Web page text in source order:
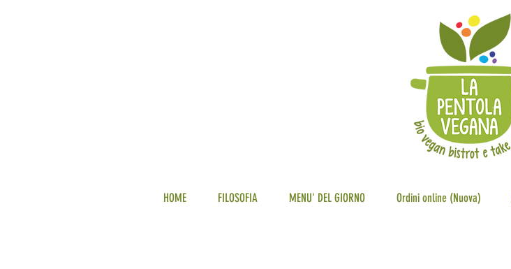
HOME FILOSOFIA MENU' DEL GIORNO Ordini online (Nuova)